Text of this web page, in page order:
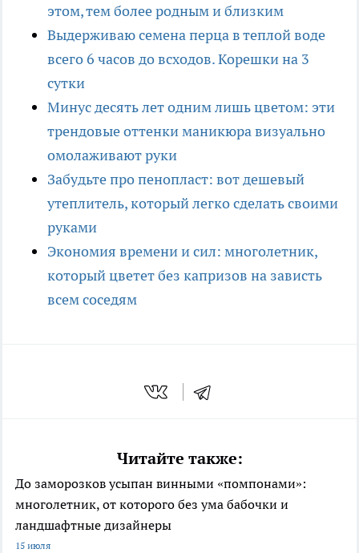
этом, тем более родным и близким
Выдерживаю семена перца в теплой воде
всего 6 часов до всходов. Корешки на 3
сутки
Минус десять лет одним лишь цветом: эти
трендовые оттенки маникюра визуально
омолаживают руки
Забудьте про пенопласт: вот дешевый
утеплитель, который легко сделать своими
руками
Экономия времени и сил: многолетник,
который цветет без капризов на зависть
всем соседям
Читайте также:
До заморозков усыпан винными «помпонами»:
многолетник, от которого без ума бабочки и
ландшафтные дизайнеры
15 июля